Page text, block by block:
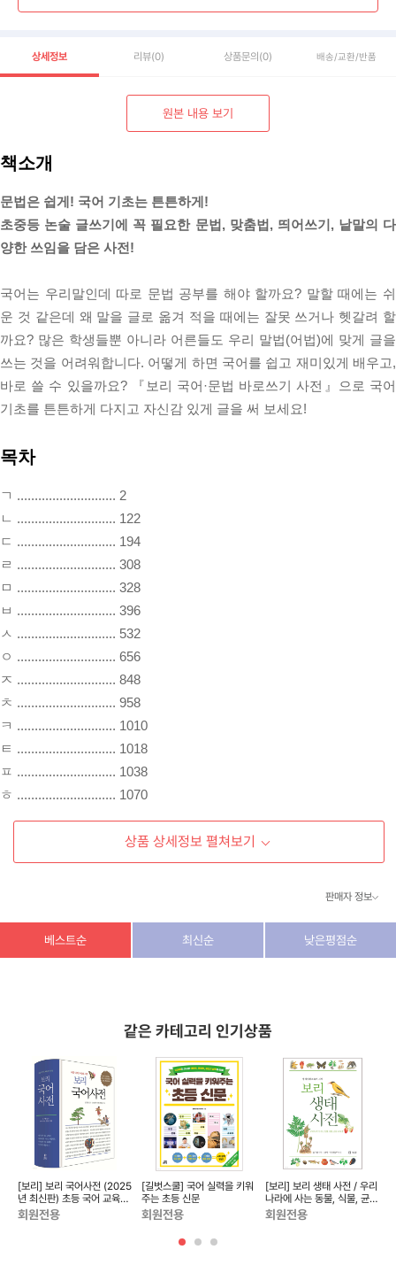
상세정보 리뷰(0) 상품문의 (0) 배송/교환/반품
원본 내용 보기
책소개
문법은 쉽게! 국어 기초는 튼튼하게!
초중등 논술 글쓰기에 꼭 필요한 문법, 맞춤법, 띄어쓰기, 낱말의 다
양한 쓰임을 담은 사전!
국어는 우리말인데 따로 문법 공부를 해야 할까요? 말할 때에는 쉬
운 것 같은데 왜 말을 글로 옮겨 적을 때에는 잘못 쓰거나 헷갈려 할
까요? 많은 학생들뿐 아니라 어른들도 우리 말법(어법)에 맞게 글을
쓰는 것을 어려워합니다. 어떻게 하면 국어를 쉽고 재미있게 배우고,
바로 쓸 수 있을까요? 『보리 국어·문법 바로쓰기 사전』으로 국어
기초를 튼튼하게 다지고 자신감 있게 글을 써 보세요!
목차
ㄱ ............................ 2
ㄴ ............................ 122
ㄷ ............................ 194
ㄹ ............................ 308
ㅁ ............................ 328
ㅂ ............................ 396
ㅅ ............................ 532
ㅇ ............................ 656
ㅈ ............................ 848
ㅊ ............................ 958
ㅋ ............................ 1010
ㅌ ............................ 1018
ㅍ ............................ 1038
ㅎ ............................ 1070
한눈에 보는 문법 용어 뜻풀이..... 1198
한눈에 보는 문장 부호.................. 1230
한눈에 보는 단위 명사.................. 1232
어떤 낱말을 실었을까요? 여느 국어사전과 어떤 점이 다를까요?
수학은 공식과 개념을 이해해야 풀기 쉽듯이, 국어도 규칙을
발견하면 바로쓰기가 쉽습니다. 『보리 국어·문법 바로쓰기 사전』
은 평생을 바른 우리 말글 쓰기를 위해 앞장서서 일해 온 남영신
선생님이 초중등 학생들이 우리말을 바르고 품위 있게 쓸 수 있도록,
위해 엮은 사전입니다. 그래서 ‘한국어 교육 어휘(국립국어원
상품 상세정보 펼쳐보기
판매자 정보
상호/대표자 (주) 동이커머스
이메일 dongeecom@naver.com
소재지 경기도 고양시 덕양구 꽃마을로64, 1235호
베스트순 최신순 낮은평점순
같은 카테고리 인기상품
[보리] 보리 국어사전 (2025
년 최신판) 초등 국어 교육의
시작
회원전용
[길벗스쿨] 국어 실력을 키워
주는 초등 신문
회원전용
[보리] 보리 생태 사전 / 우리
나라에 사는 동물, 식물, 균류
1602종
회원전용